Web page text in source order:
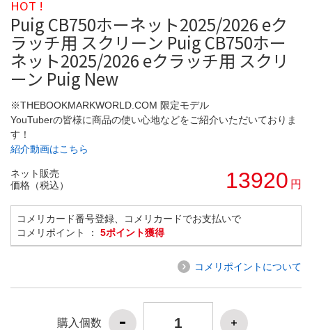
HOT !
Puig CB750ホーネット2025/2026 eク
ラッチ用 スクリーン Puig CB750ホー
ネット2025/2026 eクラッチ用 スクリ
ーン Puig New
※THEBOOKMARKWORLD.COM 限定モデル
YouTuberの皆様に商品の使い心地などをご紹介いただいておりま
す！
紹介動画はこちら
ネット販売
価格（税込）
13920 円
コメリカード番号登録、コメリカードでお支払いで
コメリポイント ： 5ポイント獲得
コメリポイントについて
購入個数